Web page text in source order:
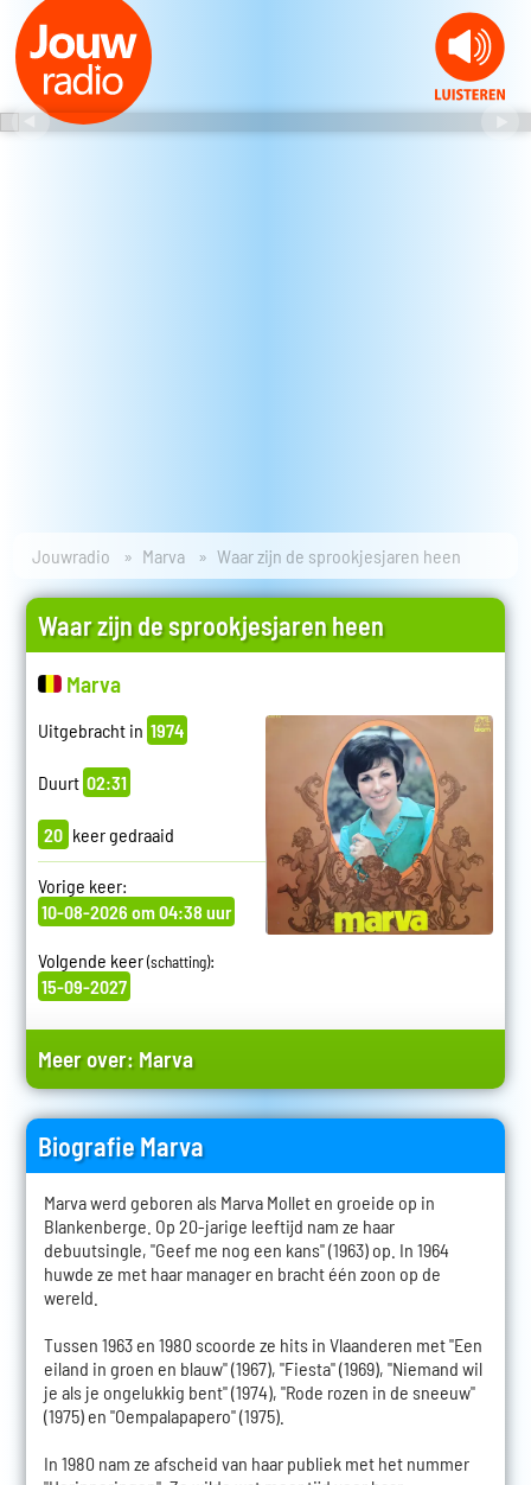
Jouwradio Marva Waar zijn de sprookjesjaren heen
Waar zijn de sprookjesjaren heen
Marva
Uitgebracht in 1974
Duurt 02:31
20 keer gedraaid
Vorige keer:
10-08-2026 om 04:38 uur
Volgende keer(schatting):
15-09-2027
Meer over: Marva
Biografie Marva
Marva werd geboren als Marva Mollet en groeide op in
Blankenberge. Op 20-jarige leeftijd nam ze haar
debuutsingle, "Geef me nog een kans" (1963) op. In 1964
huwde ze met haar manager en bracht één zoon op de
wereld.
Tussen 1963 en 1980 scoorde ze hits in Vlaanderen met "Een
eiland in groen en blauw" (1967), "Fiesta" (1969), "Niemand wil
je als je ongelukkig bent" (1974), "Rode rozen in de sneeuw"
(1975) en "Oempalapapero" (1975).
In 1980 nam ze afscheid van haar publiek met het nummer